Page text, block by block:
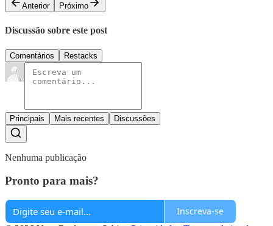
Anterior
Próximo
Discussão sobre este post
Comentários Restacks
Principais Mais recentes Discussões
Nenhuma publicação
Pronto para mais?
Inscreva-se